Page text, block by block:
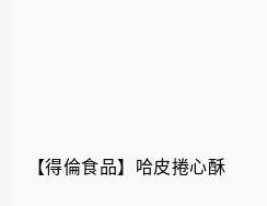
【得倫食品】哈皮捲心酥